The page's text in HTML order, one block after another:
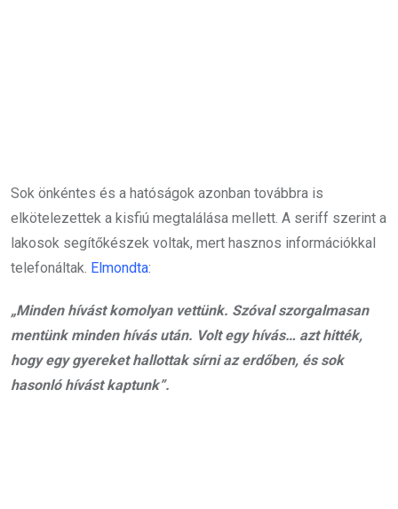
Sok önkéntes és a hatóságok azonban továbbra is
elkötelezettek a kisfiú megtalálása mellett. A seriff szerint a
lakosok segítőkészek voltak, mert hasznos információkkal
telefonáltak. Elmondta:
„Minden hívást komolyan vettünk. Szóval szorgalmasan
mentünk minden hívás után. Volt egy hívás… azt hitték,
hogy egy gyereket hallottak sírni az erdőben, és sok
hasonló hívást kaptunk”.